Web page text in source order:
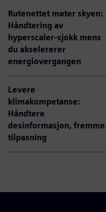
Rutenettet møter skyen:
Håndtering av
hyperscaler-sjokk mens
du akselererer
energiovergangen
Levere
klimakompetanse:
Håndtere
desinformasjon, fremme
tilpasning